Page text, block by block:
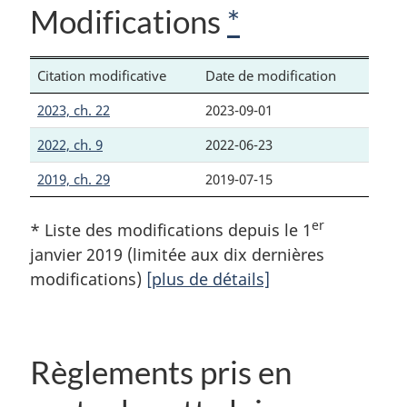
Modifications *
Citation modificative
Date de modification
2023, ch. 22
2023-09-01
2022, ch. 9
2022-06-23
2019, ch. 29
2019-07-15
* Liste des modifications depuis le 1er
janvier 2019 (limitée aux dix dernières
modifications) [plus de détails]
Règlements pris en